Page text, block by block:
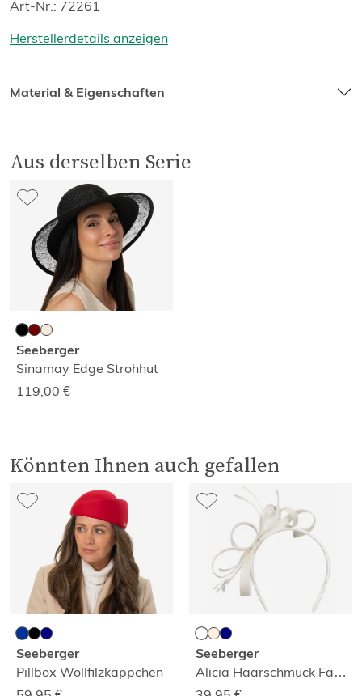
Art-Nr.: 72261
Herstellerdetails anzeigen
Material & Eigenschaften
Aus derselben Serie
Seeberger
Sinamay Edge Strohhut
119,00 €
Könnten Ihnen auch gefallen
Seeberger
Pillbox Wollfilzkäppchen
Seeberger
Alicia Haarschmuck Fascinator